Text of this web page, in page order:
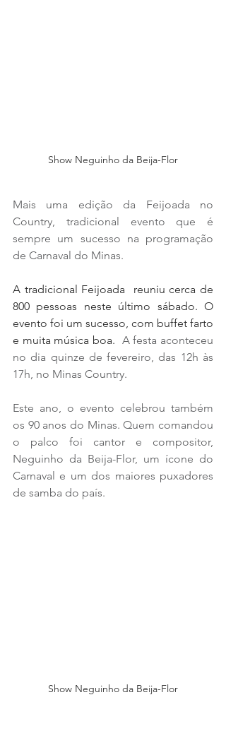
Show Neguinho da Beija-Flor
Mais uma edição da Feijoada no
Country, tradicional evento que é
sempre um sucesso na programação
de Carnaval do Minas.
A tradicional Feijoada  reuniu cerca de
800 pessoas neste último sábado. O
evento foi um sucesso, com buffet farto
e muita música boa. A festa aconteceu
no dia quinze de fevereiro, das 12h às
17h, no Minas Country.
Este ano, o evento celebrou também
os 90 anos do Minas. Quem comandou
o palco foi cantor e compositor,
Neguinho da Beija-Flor, um ícone do
Carnaval e um dos maiores puxadores
de samba do país.
Show Neguinho da Beija-Flor